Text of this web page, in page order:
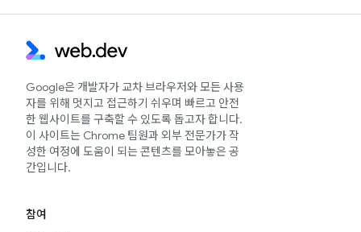
Google은 개발자가 교차 브라우저와 모든 사용
자를 위해 멋지고 접근하기 쉬우며 빠르고 안전
한 웹사이트를 구축할 수 있도록 돕고자 합니다.
이 사이트는 Chrome 팀원과 외부 전문가가 작
성한 여정에 도움이 되는 콘텐츠를 모아놓은 공
간입니다.
참여